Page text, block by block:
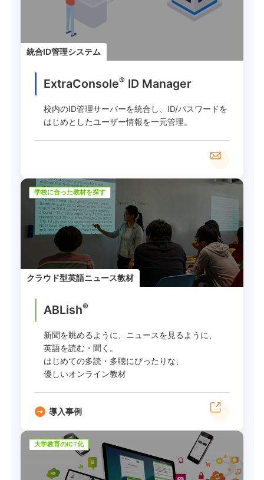
統合ID管理システム
ExtraConsole® ID Manager
校内のID管理サーバーを統合し、ID/パスワードを
はじめとしたユーザー情報を一元管理。
学校に合った教材を探す
クラウド型英語ニュース教材
ABLish®
新聞を眺めるように、ニュースを見るように、
英語を読む・聞く。
はじめての多読・多聴にぴったりな、
優しいオンライン教材
導入事例
大学教育のICT化